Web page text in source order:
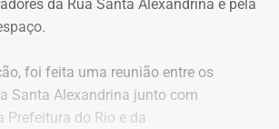
da Rua Santa Alexandrina é pela
foi feita uma reunião entre os
Santa Alexandrina junto com
Prefeitura do Rio e da